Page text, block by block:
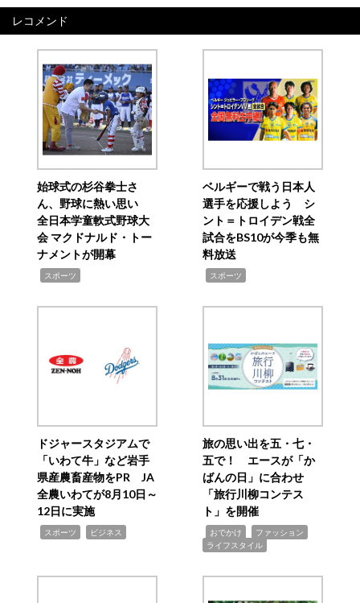
レコメンド
始球式の杉谷拳士さ
ん、野球に熱い思い
全日本学童軟式野球大
会 マクドナルド・トー
ナメントが開幕
スポーツ
ベルギーで戦う日本人
選手を応援しよう シ
ント＝トロイデン戦全
試合をBS10が今季も無
料放送
スポーツ
ドジャースタジアムで
「いわて牛」など岩手
県産農畜産物をPR JA
全農いわてが8月10日～
12日に実施
スポーツ ビジネス
旅の思い出を五・七・
五で！ エースが「か
ばんの日」に合わせ
「旅行川柳コンテス
ト」を開催
おでかけ ファッション
ライフスタイル